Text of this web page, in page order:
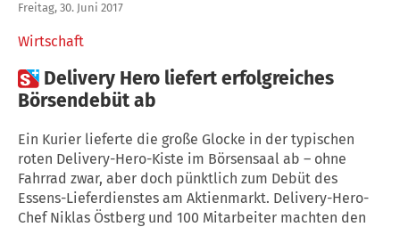
Wirtschaft
Freitag, 30. Juni 2017
 Delivery Hero liefert erfolgreiches
Börsendebüt ab
Ein Kurier lieferte die große Glocke in der typischen
roten Delivery-Hero-Kiste im Börsensaal ab – ohne
Fahrrad zwar, aber doch pünktlich zum Debüt des
Essens-Lieferdienstes am Aktienmarkt. Delivery-Hero-
Chef Niklas Östberg und 100 Mitarbeiter machten den